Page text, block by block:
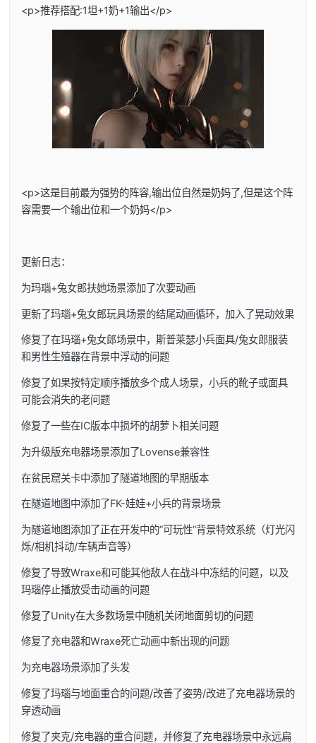
<p>推荐搭配:1坦+1奶+1输出</p>
<p>这是目前最为强势的阵容,输出位自然是奶妈了,但是这个阵
容需要一个输出位和一个奶妈</p>
更新日志：
为玛瑙+兔女郎扶她场景添加了次要动画
更新了玛瑙+兔女郎玩具场景的结尾动画循环，加入了晃动效果
修复了在玛瑙+兔女郎场景中，斯普莱瑟小兵面具/兔女郎服装
和男性生殖器在背景中浮动的问题
修复了如果按特定顺序播放多个成人场景，小兵的靴子或面具
可能会消失的老问题
修复了一些在IC版本中损坏的胡萝卜相关问题
为升级版充电器场景添加了Lovense兼容性
在贫民窟关卡中添加了隧道地图的早期版本
在隧道地图中添加了FK-娃娃+小兵的背景场景
为隧道地图添加了正在开发中的”可玩性”背景特效系统（灯光闪
烁/相机抖动/车辆声音等）
修复了导致Wraxe和可能其他敌人在战斗中冻结的问题，以及
玛瑙停止播放受击动画的问题
修复了Unity在大多数场景中随机关闭地面剪切的问题
修复了充电器和Wraxe死亡动画中新出现的问题
为充电器场景添加了头发
修复了玛瑙与地面重合的问题/改善了姿势/改进了充电器场景的
穿透动画
修复了夹克/充电器的重合问题，并修复了充电器场景中永远扁